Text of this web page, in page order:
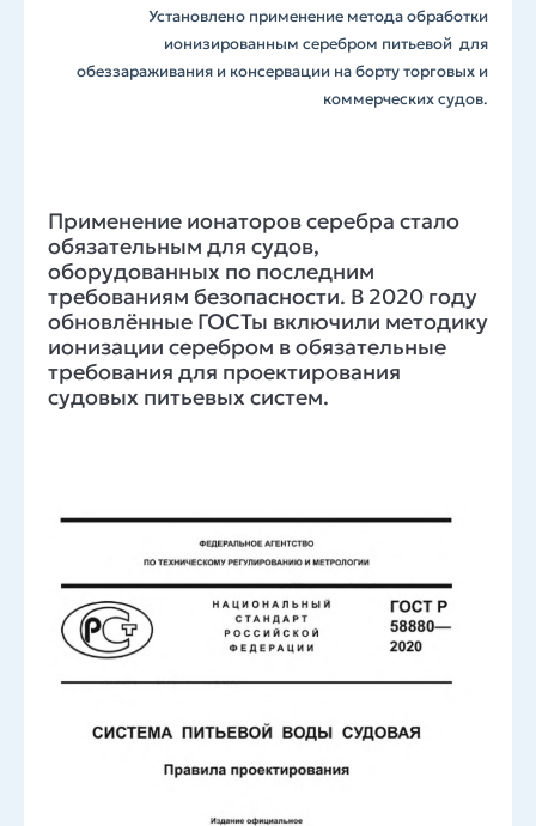
Установлено применение метода обработки
ионизированным серебром питьевой для
обеззараживания и консервации на борту торговых и
коммерческих судов.
Применение ионаторов серебра стало
обязательным для судов,
оборудованных по последним
требованиям безопасности. В 2020 году
обновлённые ГОСТы включили методику
ионизации серебром в обязательные
требования для проектирования
судовых питьевых систем.